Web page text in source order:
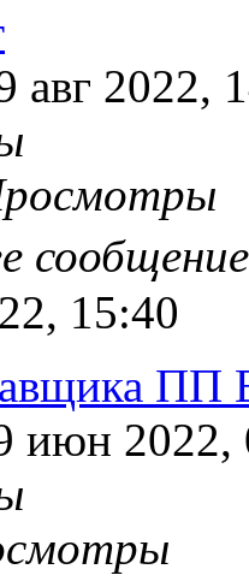
авг 2022,
15:40
ПП
июн 2022,